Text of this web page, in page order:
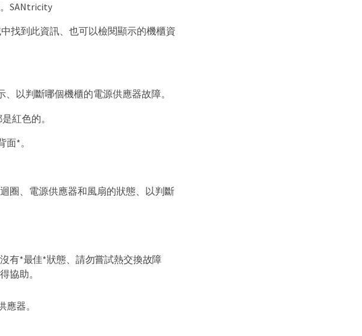
SANtricity
找到此資訊、也可以檢閱顯示的機櫃資
、以判斷哪個機櫃的電源供應器故障。
紅色的。
*。
圈、電源供應器和風扇的狀態、以判斷
有*最佳*狀態、請勿嘗試熱交換故障
協助。
器。